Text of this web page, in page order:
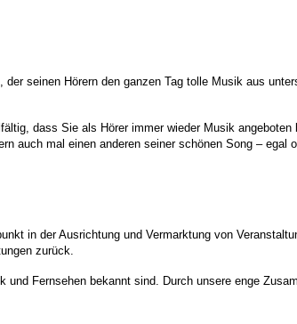
seinen Hörern den ganzen Tag tolle Musik aus
dass Sie als Hörer immer wieder Musik
auch mal einen anderen seiner schönen Song – egal
in der Ausrichtung und Vermarktung von
zurück.
Fernsehen bekannt sind. Durch unsere enge